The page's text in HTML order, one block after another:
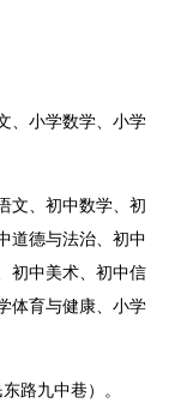
、小学数学、小学
文、初中数学、初
道德与法治、初中
初中美术、初中信
体育与健康、小学
路九中巷）。